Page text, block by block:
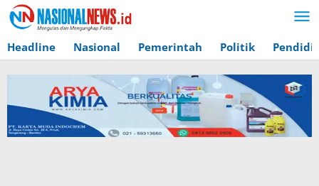
Lewati
ke
konten
Headline Nasional Pemerintah Politik